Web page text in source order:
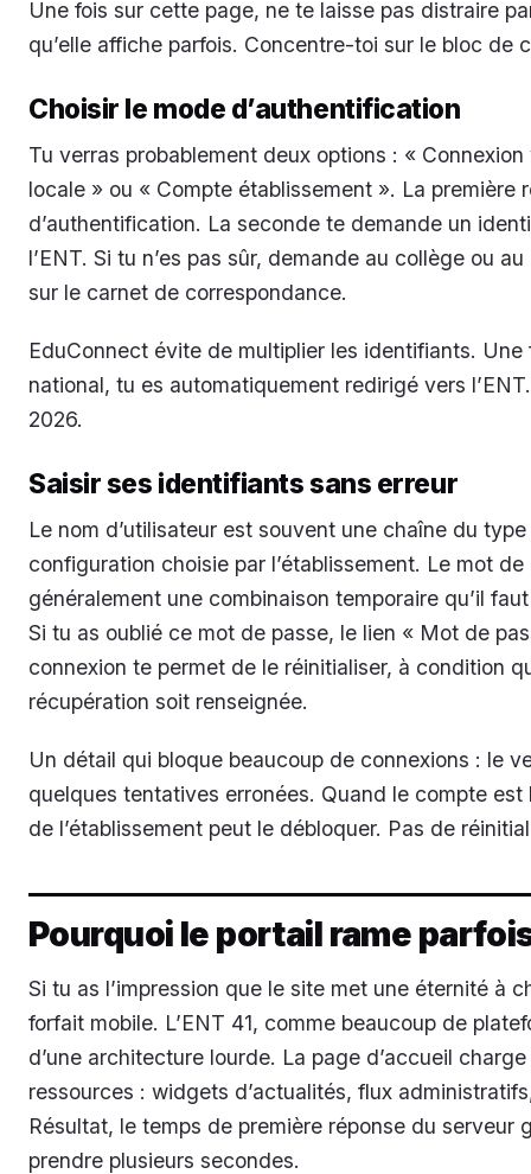
Une fois sur cette page, ne te laisse pas distraire
qu’elle affiche parfois. Concentre-toi sur le bloc de
Choisir le mode d’authentification
Tu verras probablement deux options : «
locale » ou « Compte établissement ». La première
d’authentification. La seconde te demande un
l’ENT. Si tu n’es pas sûr, demande au collège ou
sur le carnet de correspondance.
EduConnect évite de multiplier les identifiants.
national, tu es automatiquement redirigé vers
2026.
Saisir ses identifiants sans erreur
Le nom d’utilisateur est souvent une chaîne du type
configuration choisie par l’établissement. Le mot
généralement une combinaison temporaire qu’il
Si tu as oublié ce mot de passe, le lien « Mot de
connexion te permet de le réinitialiser, à condition
récupération soit renseignée.
Un détail qui bloque beaucoup de connexions : le
quelques tentatives erronées. Quand le compte
de l’établissement peut le débloquer. Pas de
Pourquoi le portail rame
Si tu as l’impression que le site met une éternité à
forfait mobile. L’ENT 41, comme beaucoup de
d’une architecture lourde. La page d’accueil
ressources : widgets d’actualités, flux
Résultat, le temps de première réponse du serveur
prendre plusieurs secondes.